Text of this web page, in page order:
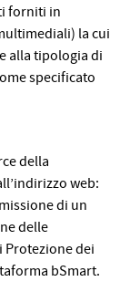
forniti in
la cui
alla tipologia di
specificato
della
web:
di un
delle
Protezione dei
bSmart.